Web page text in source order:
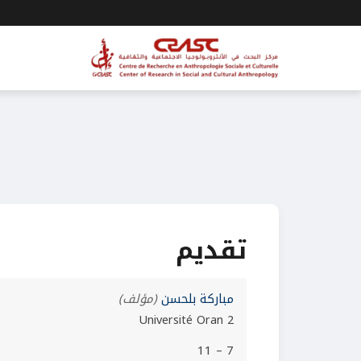
تقديم
مباركة بلحسن(مؤلف)
Université Oran 2
7 – 11